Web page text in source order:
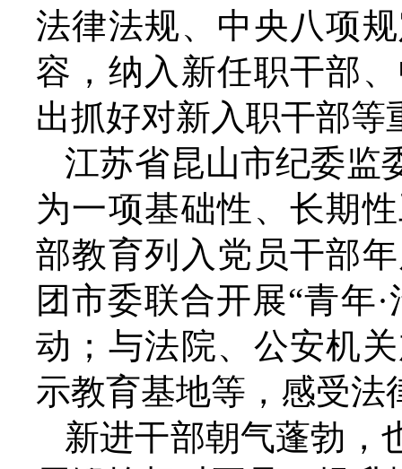
法律法规、中央八项
容，纳入新任职干部
出抓好对新入职干部
江苏省昆山市纪委监
为一项基础性、长期
部教育列入党员干部
团市委联合开展“青年
动；与法院、公安机
示教育基地等，感受法
新进干部朝气蓬勃，